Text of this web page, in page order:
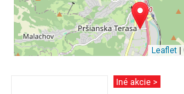
Leaflet
Iné akcie >